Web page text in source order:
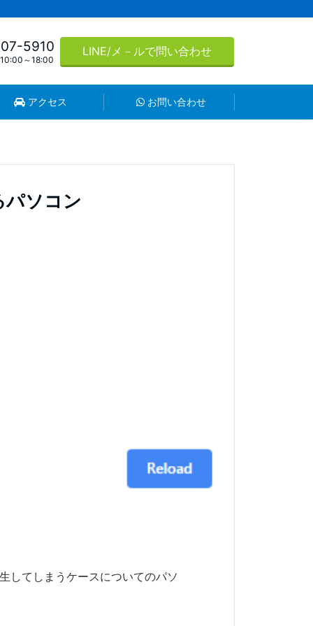
5910
～18:00
LINE/メ－ルで問い合わせ
アクセス お問い合わせ
パソコン
してしまうケースについてのパソ